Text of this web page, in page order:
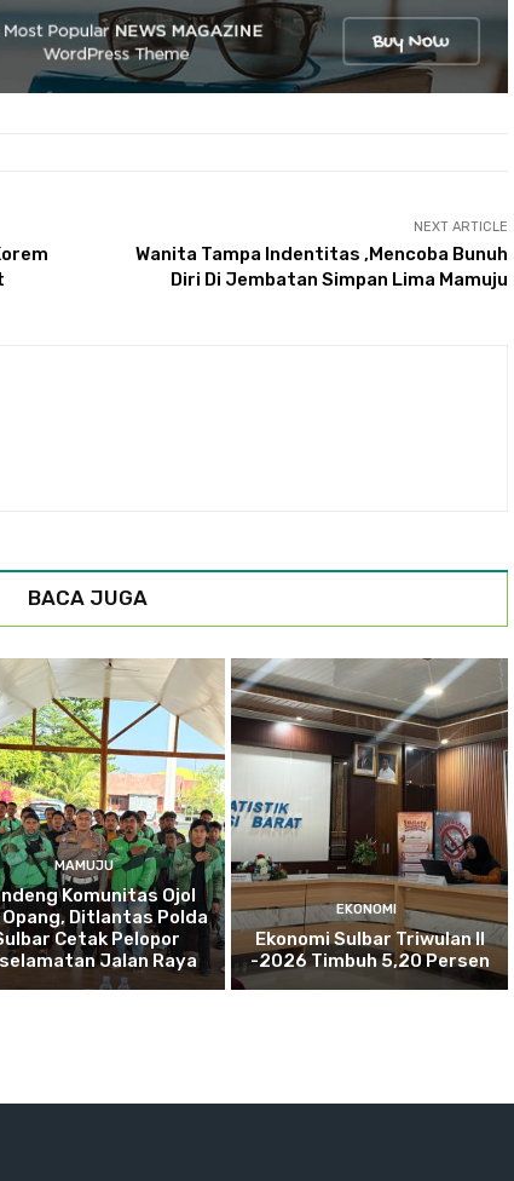
NEXT ARTICLE
Wanita Tampa Indentitas ,Mencoba Bunuh
Diri Di Jembatan Simpan Lima Mamuju
BACA JUGA
MAMUJU
Komunitas Ojol
Opang, Ditlantas Polda
Cetak Pelopor
Jalan Raya
EKONOMI
Ekonomi Sulbar Triwulan II
-2026 Timbuh 5,20 Persen